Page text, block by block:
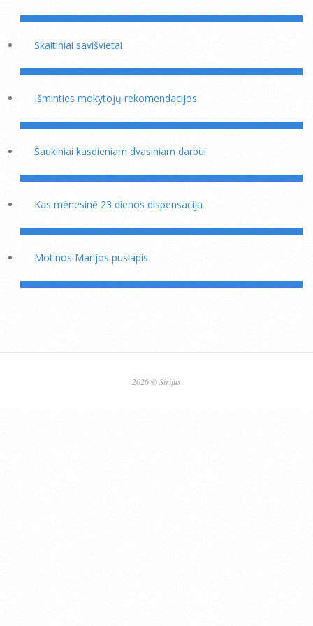
Skaitiniai savišvietai
Išminties mokytojų rekomendacijos
Šaukiniai kasdieniam dvasiniam darbui
Kas mėnesinė 23 dienos dispensacija
Motinos Marijos puslapis
2026 © Sirijus